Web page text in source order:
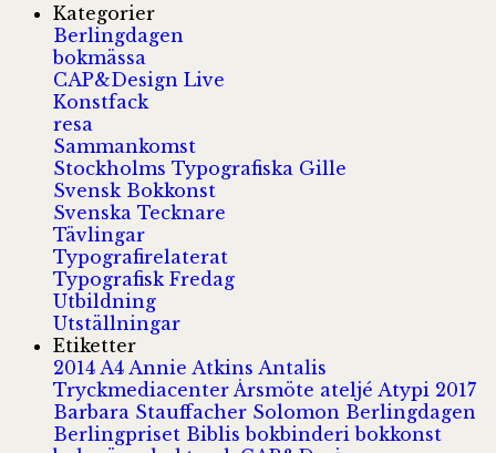
Kategorier
Berlingdagen
bokmässa
CAP&Design Live
Konstfack
resa
Sammankomst
Stockholms Typografiska Gille
Svensk Bokkonst
Svenska Tecknare
Tävlingar
Typografirelaterat
Typografisk Fredag
Utbildning
Utställningar
Etiketter
2014 A4 Annie Atkins Antalis
Tryckmediacenter Årsmöte ateljé Atypi 2017
Barbara Stauffacher Solomon Berlingdagen
Berlingpriset Biblisbokbinderibokkonst